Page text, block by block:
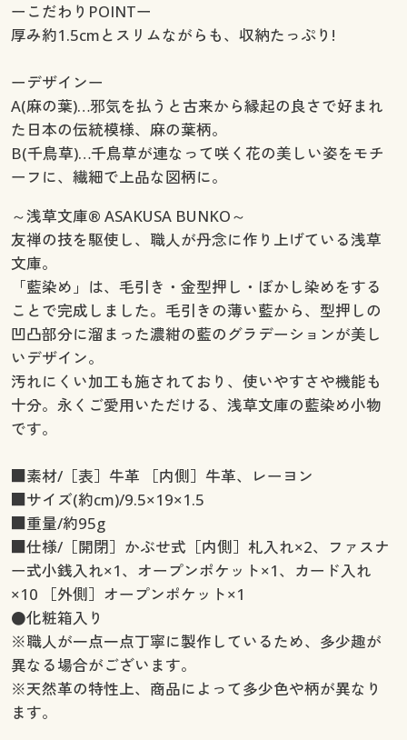
ーこだわりPOINTー
厚み約1.5cmとスリムながらも、収納たっぷり!
ーデザインー
A(麻の葉)…邪気を払うと古来から縁起の良さで好まれ
た日本の伝統模様、麻の葉柄。
B(千鳥草)…千鳥草が連なって咲く花の美しい姿をモチ
ーフに、繊細で上品な図柄に。
～浅草文庫® ASAKUSA BUNKO～
友禅の技を駆使し、職人が丹念に作り上げている浅草
文庫。
「藍染め」は、毛引き・金型押し・ぼかし染めをする
ことで完成しました。毛引きの薄い藍から、型押しの
凹凸部分に溜まった濃紺の藍のグラデーションが美し
いデザイン。
汚れにくい加工も施されており、使いやすさや機能も
十分。永くご愛用いただける、浅草文庫の藍染め小物
です。
■素材/［表］牛革 ［内側］牛革、レーヨン
■サイズ(約cm)/9.5×19×1.5
■重量/約95g
■仕様/［開閉］かぶせ式［内側］札入れ×2、ファスナ
ー式小銭入れ×1、オープンポケット×1、カード入れ
×10 ［外側］オープンポケット×1
●化粧箱入り
※職人が一点一点丁寧に製作しているため、多少趣が
異なる場合がございます。
※天然革の特性上、商品によって多少色や柄が異なり
ます。